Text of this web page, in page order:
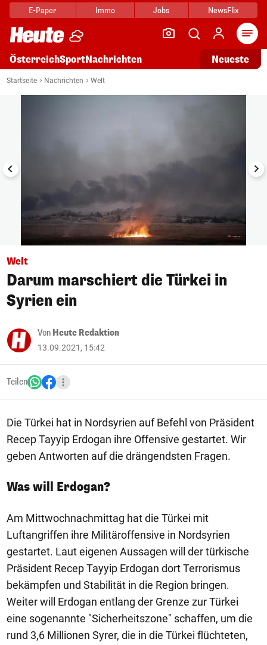
E-Paper Immo Jobs NewsFlix
ÖsterreichSportNachrichten Neueste
Startseite Nachrichten Welt
1/10
Welt
Darum marschiert die Türkei in
Syrien ein
Von Heute Redaktion
13.09.2021, 15:42
Teilen
Die Türkei hat in Nordsyrien auf Befehl von Präsident
Recep Tayyip Erdogan ihre Offensive gestartet. Wir
geben Antworten auf die drängendsten Fragen.
Was will Erdogan?
Am Mittwochnachmittag hat die Türkei mit
Luftangriffen ihre Militäroffensive in Nordsyrien
gestartet. Laut eigenen Aussagen will der türkische
Präsident Recep Tayyip Erdogan dort Terrorismus
bekämpfen und Stabilität in die Region bringen.
Weiter will Erdogan entlang der Grenze zur Türkei
eine sogenannte "Sicherheitszone" schaffen, um die
rund 3,6 Millionen Syrer, die in die Türkei flüchteten,